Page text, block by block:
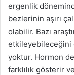
ergenlik
bezlerinin aşırı
olabilir. Bazı
etkileyebileceğini
yoktur. Hormon
farklılık gösterir